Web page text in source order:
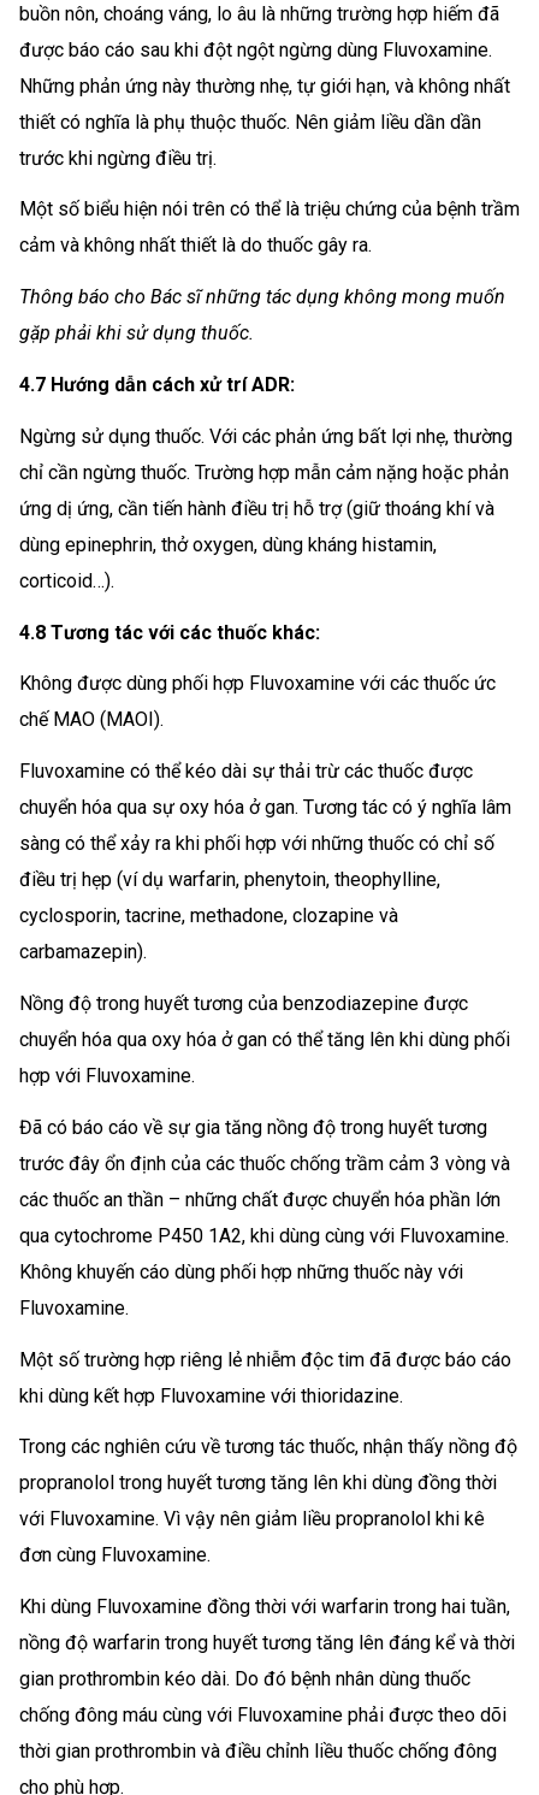
buồn nôn, choáng váng, lo âu là những trường hợp hiếm đã
được báo cáo sau khi đột ngột ngừng dùng Fluvoxamine.
Những phản ứng này thường nhẹ, tự giới hạn, và không nhất
thiết có nghĩa là phụ thuộc thuốc. Nên giảm liều dần dần
trước khi ngừng điều trị.
Một số biểu hiện nói trên có thể là triệu chứng của bệnh trầm
cảm và không nhất thiết là do thuốc gây ra.
Thông báo cho Bác sĩ những tác dụng không mong muốn
gặp phải khi sử dụng thuốc.
4.7 Hướng dẫn cách xử trí ADR:
Ngừng sử dụng thuốc. Với các phản ứng bất lợi nhẹ, thường
chỉ cần ngừng thuốc. Trường hợp mẫn cảm nặng hoặc phản
ứng dị ứng, cần tiến hành điều trị hỗ trợ (giữ thoáng khí và
dùng epinephrin, thở oxygen, dùng kháng histamin,
corticoid…).
4.8 Tương tác với các thuốc khác:
Không được dùng phối hợp Fluvoxamine với các thuốc ức
chế MAO (MAOI).
Fluvoxamine có thể kéo dài sự thải trừ các thuốc được
chuyển hóa qua sự oxy hóa ở gan. Tương tác có ý nghĩa lâm
sàng có thể xảy ra khi phối hợp với những thuốc có chỉ số
điều trị hẹp (ví dụ warfarin, phenytoin, theophylline,
cyclosporin, tacrine, methadone, clozapine và
carbamazepin).
Nồng độ trong huyết tương của benzodiazepine được
chuyển hóa qua oxy hóa ở gan có thể tăng lên khi dùng phối
hợp với Fluvoxamine.
Đã có báo cáo về sự gia tăng nồng độ trong huyết tương
trước đây ổn định của các thuốc chống trầm cảm 3 vòng và
các thuốc an thần – những chất được chuyển hóa phần lớn
qua cytochrome P450 1A2, khi dùng cùng với Fluvoxamine.
Không khuyến cáo dùng phối hợp những thuốc này với
Fluvoxamine.
Một số trường hợp riêng lẻ nhiễm độc tim đã được báo cáo
khi dùng kết hợp Fluvoxamine với thioridazine.
Trong các nghiên cứu về tương tác thuốc, nhận thấy nồng độ
propranolol trong huyết tương tăng lên khi dùng đồng thời
với Fluvoxamine. Vì vậy nên giảm liều propranolol khi kê
đơn cùng Fluvoxamine.
Khi dùng Fluvoxamine đồng thời với warfarin trong hai tuần,
nồng độ warfarin trong huyết tương tăng lên đáng kể và thời
gian prothrombin kéo dài. Do đó bệnh nhân dùng thuốc
chống đông máu cùng với Fluvoxamine phải được theo dõi
thời gian prothrombin và điều chỉnh liều thuốc chống đông
cho phù hợp.